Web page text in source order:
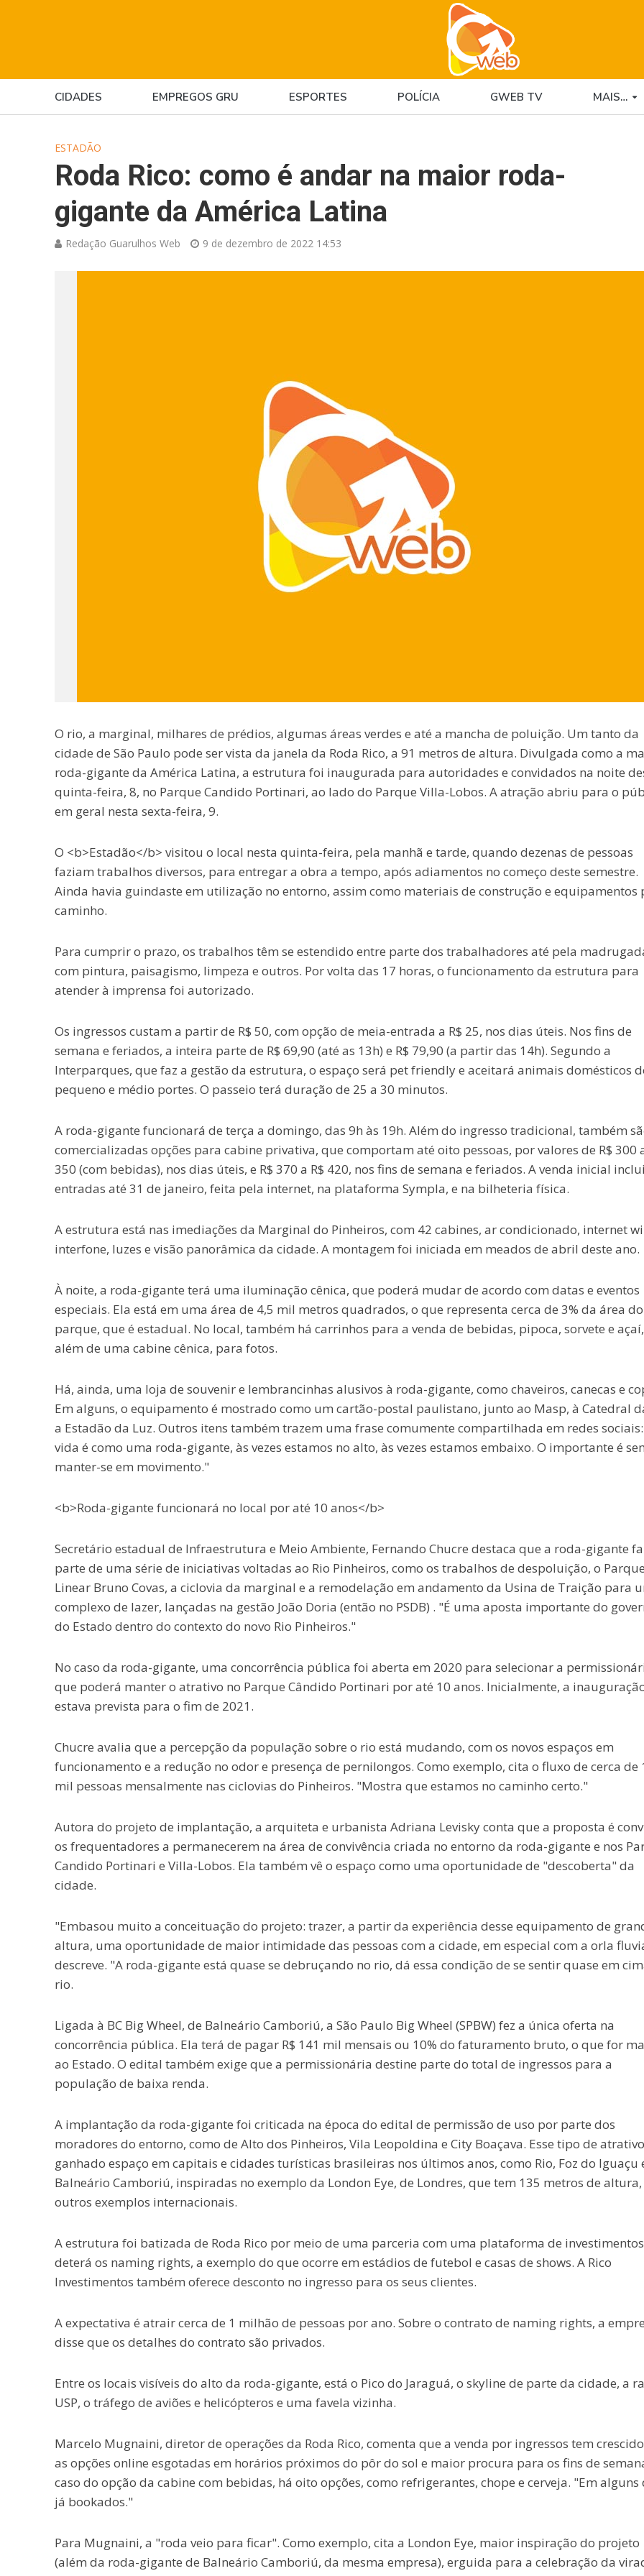
CIDADES EMPREGOS GRU ESPORTES POLÍCIA GWEB TV MAIS…
ESTADÃO
Roda Rico: como é andar na maior roda-
gigante da América Latina
Redação Guarulhos Web 9 de dezembro de 2022 14:53
O rio, a marginal, milhares de prédios, algumas áreas verdes e até a mancha de poluição. Um tanto da
cidade de São Paulo pode ser vista da janela da Roda Rico, a 91 metros de altura. Divulgada como a
roda-gigante da América Latina, a estrutura foi inaugurada para autoridades e convidados na noite
quinta-feira, 8, no Parque Candido Portinari, ao lado do Parque Villa-Lobos. A atração abriu para o
em geral nesta sexta-feira, 9.
O <b>Estadão</b> visitou o local nesta quinta-feira, pela manhã e tarde, quando dezenas de pessoas
faziam trabalhos diversos, para entregar a obra a tempo, após adiamentos no começo deste semestre.
Ainda havia guindaste em utilização no entorno, assim como materiais de construção e equipamentos
caminho.
Para cumprir o prazo, os trabalhos têm se estendido entre parte dos trabalhadores até pela
com pintura, paisagismo, limpeza e outros. Por volta das 17 horas, o funcionamento da estrutura para
atender à imprensa foi autorizado.
Os ingressos custam a partir de R$ 50, com opção de meia-entrada a R$ 25, nos dias úteis. Nos fins de
semana e feriados, a inteira parte de R$ 69,90 (até as 13h) e R$ 79,90 (a partir das 14h). Segundo a
Interparques, que faz a gestão da estrutura, o espaço será pet friendly e aceitará animais domésticos
pequeno e médio portes. O passeio terá duração de 25 a 30 minutos.
A roda-gigante funcionará de terça a domingo, das 9h às 19h. Além do ingresso tradicional, também
comercializadas opções para cabine privativa, que comportam até oito pessoas, por valores de R$ 300
350 (com bebidas), nos dias úteis, e R$ 370 a R$ 420, nos fins de semana e feriados. A venda inicial inclui
entradas até 31 de janeiro, feita pela internet, na plataforma Sympla, e na bilheteria física.
A estrutura está nas imediações da Marginal do Pinheiros, com 42 cabines, ar condicionado, internet
interfone, luzes e visão panorâmica da cidade. A montagem foi iniciada em meados de abril deste ano.
À noite, a roda-gigante terá uma iluminação cênica, que poderá mudar de acordo com datas e eventos
especiais. Ela está em uma área de 4,5 mil metros quadrados, o que representa cerca de 3% da área do
parque, que é estadual. No local, também há carrinhos para a venda de bebidas, pipoca, sorvete e açaí,
além de uma cabine cênica, para fotos.
Há, ainda, uma loja de souvenir e lembrancinhas alusivos à roda-gigante, como chaveiros, canecas e
Em alguns, o equipamento é mostrado como um cartão-postal paulistano, junto ao Masp, à Catedral
a Estadão da Luz. Outros itens também trazem uma frase comumente compartilhada em redes
vida é como uma roda-gigante, às vezes estamos no alto, às vezes estamos embaixo. O importante é
manter-se em movimento."
<b>Roda-gigante funcionará no local por até 10 anos</b>
Secretário estadual de Infraestrutura e Meio Ambiente, Fernando Chucre destaca que a roda-gigante
parte de uma série de iniciativas voltadas ao Rio Pinheiros, como os trabalhos de despoluição, o Parque
Linear Bruno Covas, a ciclovia da marginal e a remodelação em andamento da Usina de Traição para
complexo de lazer, lançadas na gestão João Doria (então no PSDB) . "É uma aposta importante do
do Estado dentro do contexto do novo Rio Pinheiros."
No caso da roda-gigante, uma concorrência pública foi aberta em 2020 para selecionar a
que poderá manter o atrativo no Parque Cândido Portinari por até 10 anos. Inicialmente, a
estava prevista para o fim de 2021.
Chucre avalia que a percepção da população sobre o rio está mudando, com os novos espaços em
funcionamento e a redução no odor e presença de pernilongos. Como exemplo, cita o fluxo de cerca de
mil pessoas mensalmente nas ciclovias do Pinheiros. "Mostra que estamos no caminho certo."
Autora do projeto de implantação, a arquiteta e urbanista Adriana Levisky conta que a proposta é
os frequentadores a permanecerem na área de convivência criada no entorno da roda-gigante e nos
Candido Portinari e Villa-Lobos. Ela também vê o espaço como uma oportunidade de "descoberta" da
cidade.
"Embasou muito a conceituação do projeto: trazer, a partir da experiência desse equipamento de
altura, uma oportunidade de maior intimidade das pessoas com a cidade, em especial com a orla
descreve. "A roda-gigante está quase se debruçando no rio, dá essa condição de se sentir quase em
rio.
Ligada à BC Big Wheel, de Balneário Camboriú, a São Paulo Big Wheel (SPBW) fez a única oferta na
concorrência pública. Ela terá de pagar R$ 141 mil mensais ou 10% do faturamento bruto, o que for
ao Estado. O edital também exige que a permissionária destine parte do total de ingressos para a
população de baixa renda.
A implantação da roda-gigante foi criticada na época do edital de permissão de uso por parte dos
moradores do entorno, como de Alto dos Pinheiros, Vila Leopoldina e City Boaçava. Esse tipo de
ganhado espaço em capitais e cidades turísticas brasileiras nos últimos anos, como Rio, Foz do Iguaçu
Balneário Camboriú, inspiradas no exemplo da London Eye, de Londres, que tem 135 metros de altura,
outros exemplos internacionais.
A estrutura foi batizada de Roda Rico por meio de uma parceria com uma plataforma de
deterá os naming rights, a exemplo do que ocorre em estádios de futebol e casas de shows. A Rico
Investimentos também oferece desconto no ingresso para os seus clientes.
A expectativa é atrair cerca de 1 milhão de pessoas por ano. Sobre o contrato de naming rights, a
disse que os detalhes do contrato são privados.
Entre os locais visíveis do alto da roda-gigante, está o Pico do Jaraguá, o skyline de parte da cidade, a
USP, o tráfego de aviões e helicópteros e uma favela vizinha.
Marcelo Mugnaini, diretor de operações da Roda Rico, comenta que a venda por ingressos tem
as opções online esgotadas em horários próximos do pôr do sol e maior procura para os fins de
caso do opção da cabine com bebidas, há oito opções, como refrigerantes, chope e cerveja. "Em alguns
já bookados."
Para Mugnaini, a "roda veio para ficar". Como exemplo, cita a London Eye, maior inspiração do projeto
(além da roda-gigante de Balneário Camboriú, da mesma empresa), erguida para a celebração da